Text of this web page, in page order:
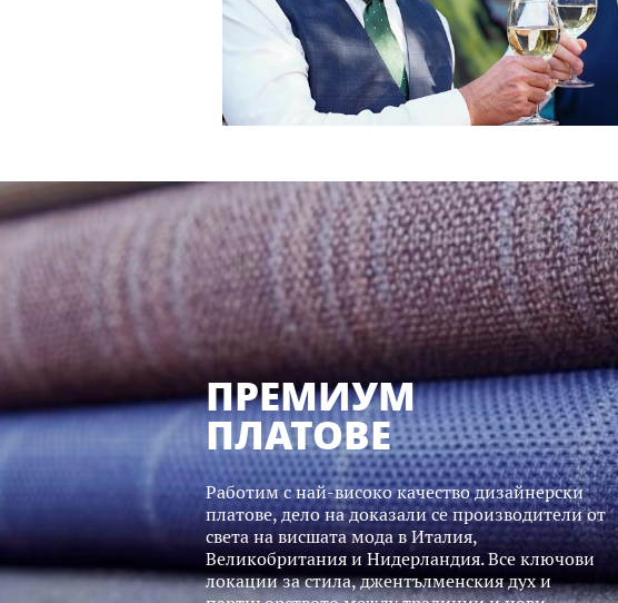
ПРЕМИУМ
ПЛАТОВЕ
Работим с най-високо качество дизайнерски
платове, дело на доказали се производители от
света на висшата мода в Италия,
Великобритания и Нидерландия. Все ключови
локации за стила, джентълменския дух и